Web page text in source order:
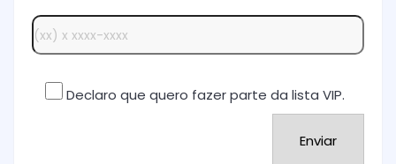
Declaro que quero fazer parte da lista VIP.